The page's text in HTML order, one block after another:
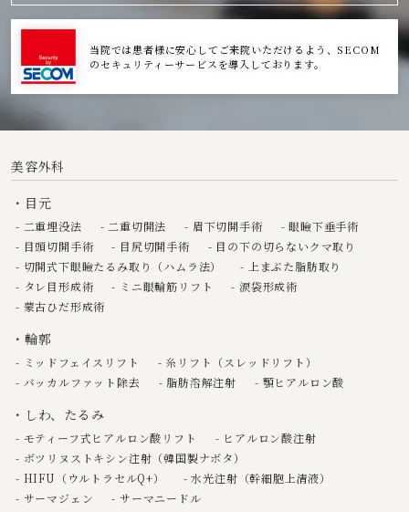
当院では患者様に安心してご来院いただけるよう、SECOM
のセキュリティーサービスを導入しております。
美容外科
目元
二重埋没法 二重切開法 眉下切開手術
眼瞼下垂手術
目頭切開手術
目尻切開手術
目の下の切らないクマ取り
切開式下眼瞼たるみ取り（ハムラ法）
上まぶた脂肪取り
タレ目形成術
ミニ眼輪筋リフト
涙袋形成術
蒙古ひだ形成術
輪郭
ミッドフェイスリフト
糸リフト（スレッドリフト）
バッカルファット除去
脂肪溶解注射 顎ヒアルロン酸
しわ、たるみ
モティーフ式ヒアルロン酸リフト
ヒアルロン酸注射
ボツリヌストキシン注射（韓国製ナボタ）
HIFU（ウルトラセルQ+）
水光注射（幹細胞上清液）
サーマジェン
サーマニードル